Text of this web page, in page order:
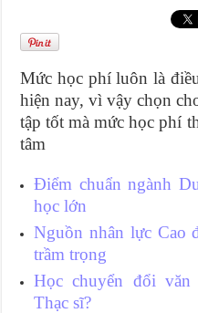
Mức học phí luôn là
hiện nay, vì vậy chọn
tập tốt mà mức học phí
tâm
Điểm chuẩn ngành
học lớn
Nguồn nhân lực Cao
trầm trọng
Học chuyển đổi
Thạc sĩ?